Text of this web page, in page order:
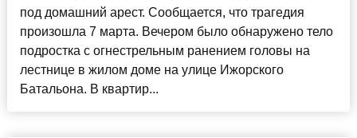
под домашний арест. Сообщается, что трагедия
произошла 7 марта. Вечером было обнаружено тело
подростка с огнестрельным ранением головы на
лестнице в жилом доме на улице Ижорского
Батальона. В квартир...